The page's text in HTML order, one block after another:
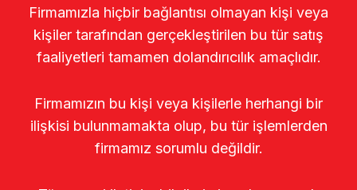
Firmamızla hiçbir bağlantısı olmayan kişi veya
kişiler tarafından gerçekleştirilen bu tür satış
faaliyetleri tamamen dolandırıcılık amaçlıdır.
Firmamızın bu kişi veya kişilerle herhangi bir
ilişkisi bulunmamakta olup, bu tür işlemlerden
firmamız sorumlu değildir.